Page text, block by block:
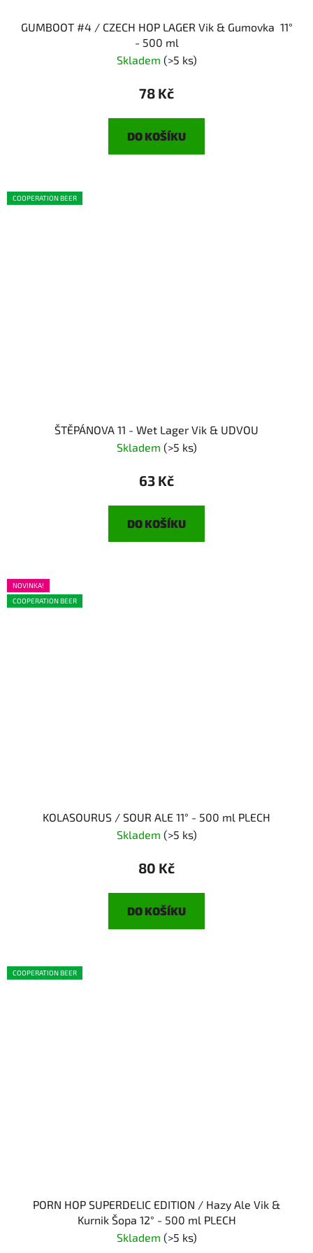
GUMBOOT #4 / CZECH HOP LAGER Vik & Gumovka 11°
- 500 ml
Skladem (>5 ks)
78 Kč
DO KOŠÍKU
COOPERATION BEER
ŠTĚPÁNOVA 11 - Wet Lager Vik & UDVOU
Skladem (>5 ks)
63 Kč
DO KOŠÍKU
NOVINKA!
COOPERATION BEER
KOLASOURUS / SOUR ALE 11° - 500 ml PLECH
Skladem (>5 ks)
80 Kč
DO KOŠÍKU
COOPERATION BEER
PORN HOP SUPERDELIC EDITION / Hazy Ale Vik &
Kurnik Šopa 12° - 500 ml PLECH
Skladem (>5 ks)